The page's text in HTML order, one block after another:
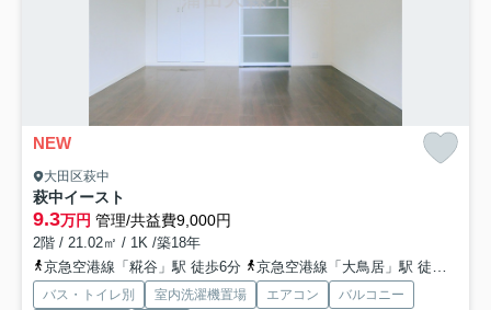
NEW
大田区萩中
萩中イースト
9.3万円 管理/共益費9,000円
2階 / 21.02㎡ / 1K /築18年
京急空港線「糀谷」駅 徒歩6分
京急空港線「大鳥居」駅 徒歩15分
バス・トイレ別 室内洗濯機置場 エアコン
バルコニー